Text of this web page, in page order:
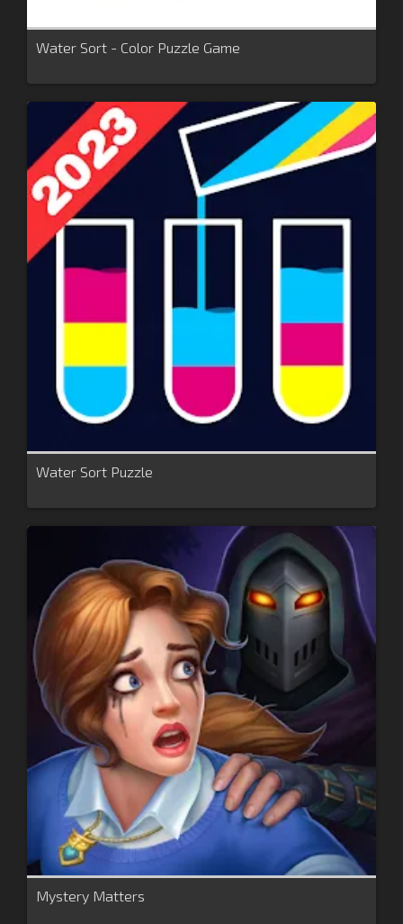
Water Sort - Color Puzzle Game
Water Sort Puzzle
Mystery Matters